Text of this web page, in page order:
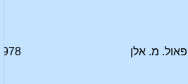
פאול. מ. אלן